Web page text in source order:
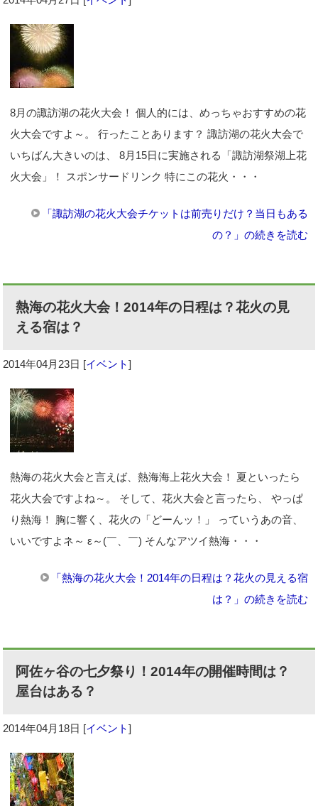
8月の諏訪湖の花火大会！ 個人的には、めっちゃおすすめの花
火大会ですよ～。 行ったことあります？ 諏訪湖の花火大会で
いちばん大きいのは、 8月15日に実施される「諏訪湖祭湖上花
火大会」！ スポンサードリンク 特にこの花火・・・
「諏訪湖の花火大会チケットは前売りだけ？当日もある
の？」の続きを読む
熱海の花火大会！2014年の日程は？花火の見
える宿は？
2014年04月23日 [イベント]
熱海の花火大会と言えば、熱海海上花火大会！ 夏といったら
花火大会ですよね～。 そして、花火大会と言ったら、 やっぱ
り熱海！ 胸に響く、花火の「どーんッ！」 っていうあの音、
いいですよネ～ ε～(￣、￣) そんなアツイ熱海・・・
「熱海の花火大会！2014年の日程は？花火の見える宿
は？」の続きを読む
阿佐ヶ谷の七夕祭り！2014年の開催時間は？
屋台はある？
2014年04月18日 [イベント]